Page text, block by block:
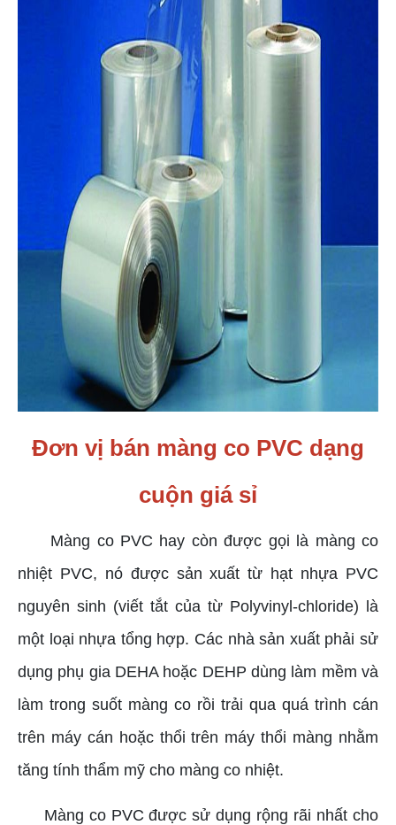
Đơn vị bán màng co PVC dạng
cuộn giá sỉ
Màng co PVC hay còn được gọi là màng co
nhiệt PVC, nó được sản xuất từ hạt nhựa PVC
nguyên sinh (viết tắt của từ Polyvinyl-chloride) là
một loại nhựa tổng hợp. Các nhà sản xuất phải sử
dụng phụ gia DEHA hoặc DEHP dùng làm mềm và
làm trong suốt màng co rồi trải qua quá trình cán
trên máy cán hoặc thổi trên máy thổi màng nhằm
tăng tính thẩm mỹ cho màng co nhiệt.
Màng co PVC được sử dụng rộng rãi nhất cho